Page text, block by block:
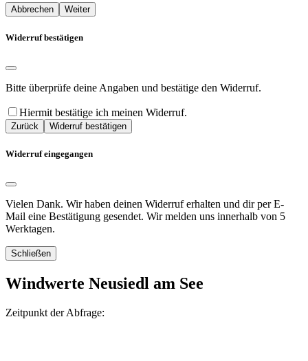
Abbrechen Weiter
Widerruf bestätigen
Bitte überprüfe deine Angaben und bestätige den Widerruf.
Hiermit bestätige ich meinen Widerruf.
Zurück Widerruf bestätigen
Widerruf eingegangen
Vielen Dank. Wir haben deinen Widerruf erhalten und dir per E-
Mail eine Bestätigung gesendet. Wir melden uns innerhalb von 5
Werktagen.
Schließen
Windwerte Neusiedl am See
Zeitpunkt der Abfrage: